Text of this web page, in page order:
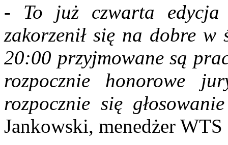
- To już czwarta edycja
zakorzenił się na dobre
20:00 przyjmowane są
rozpocznie honorowe
rozpocznie się
Jankowski, menedżer WTS